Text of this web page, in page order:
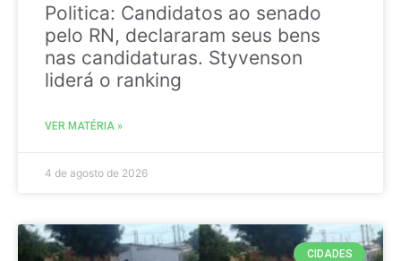
Politica: Candidatos ao senado
pelo RN, declararam seus bens
nas candidaturas. Styvenson
liderá o ranking
VER MATÉRIA »
4 de agosto de 2026
CIDADES